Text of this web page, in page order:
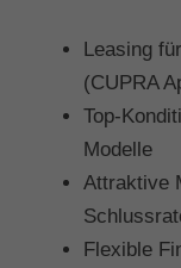
Leasing
(CUPRA
Top-
Modelle
Attraktive
Flexible